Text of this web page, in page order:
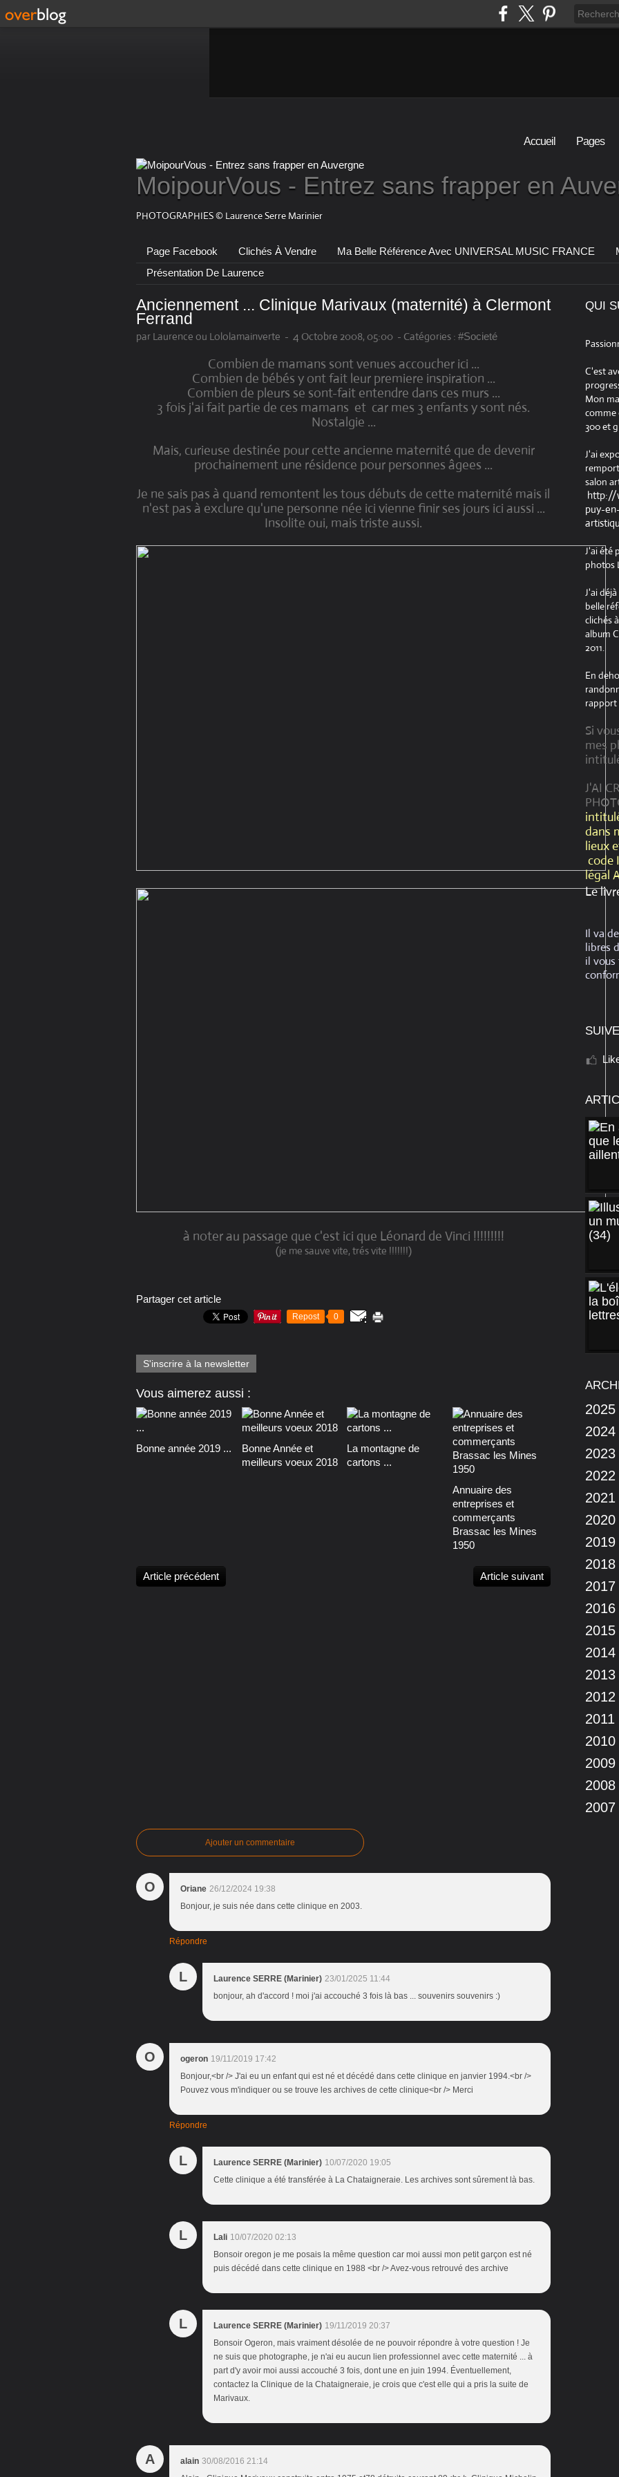
Accueil Pages
MoipourVous - Entrez sans frapper en
PHOTOGRAPHIES © Laurence Serre Marinier
Page Facebook Clichés À Vendre Ma Belle Référence Avec UNIVERSAL MUSIC FRANCE
Présentation De Laurence
Anciennement ... Clinique Marivaux (maternité) à Clermont
Ferrand
par Laurence ou Lololamainverte - 4 Octobre 2008, 05:00 - Catégories : #Societé
Combien de mamans sont venues accoucher ici ...
Combien de bébés y ont fait leur premiere inspiration ...
Combien de pleurs se sont-fait entendre dans ces murs ...
3 fois j'ai fait partie de ces mamans et car mes 3 enfants y sont nés.
Nostalgie ...
Mais, curieuse destinée pour cette ancienne maternité que de devenir
prochainement une résidence pour personnes âgees ...
Je ne sais pas à quand remontent les tous débuts de cette maternité mais il
n'est pas à exclure qu'une personne née ici vienne finir ses jours ici aussi ...
Insolite oui, mais triste aussi.
à noter au passage que c'est ici que Léonard de Vinci !!!!!!!!!
(je me sauve vite, trés vite !!!!!!!)
Partager cet article
Repost 0
S'inscrire à la newsletter
Vous aimerez aussi :
Bonne année 2019 ...
Bonne Année et
meilleurs voeux 2018
La montagne de
cartons ...
Annuaire des
entreprises et
commerçants
Brassac les Mines
1950
Article précédent Article suivant
Ajouter un commentaire
O Oriane 26/12/2024 19:38
Bonjour, je suis née dans cette clinique en 2003.
Répondre
L Laurence SERRE (Marinier) 23/01/2025 11:44
bonjour, ah d'accord ! moi j'ai accouché 3 fois là bas ... souvenirs souvenirs :)
O ogeron 19/11/2019 17:42
Bonjour,<br /> J'ai eu un enfant qui est né et décédé dans cette clinique en janvier 1994.<br />
Pouvez vous m'indiquer ou se trouve les archives de cette clinique<br /> Merci
Répondre
L Laurence SERRE (Marinier) 10/07/2020 19:05
Cette clinique a été transférée à La Chataigneraie. Les archives sont sûrement là bas.
L Lali 10/07/2020 02:13
Bonsoir oregon je me posais la même question car moi aussi mon petit garçon est né
puis décédé dans cette clinique en 1988 <br /> Avez-vous retrouvé des archive
L Laurence SERRE (Marinier) 19/11/2019 20:37
Bonsoir Ogeron, mais vraiment désolée de ne pouvoir répondre à votre question ! Je
ne suis que photographe, je n'ai eu aucun lien professionnel avec cette maternité ... à
part d'y avoir moi aussi accouché 3 fois, dont une en juin 1994. Éventuellement,
contactez la Clinique de la Chataigneraie, je crois que c'est elle qui a pris la suite de
Marivaux.
A alain 30/08/2016 21:14
QUI
C'est
Mon
comme
300 et
J'ai
salon
http://
puy-
J'ai été
photos
J'ai
belle
clichés
album
2011.
En
rapport
Si
mes
J'AI
dans
lieux
code
légal
Le
Il va
libres
il vous
2025
2024
2023
2022
2021
2020
2019
2018
2017
2016
2015
2014
2013
2012
2011
2010
2009
2008
2007